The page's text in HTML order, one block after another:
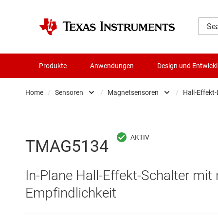
Produkte Anwendungen Design und
Home / Sensoren
Batteriemanagement-ICs
Die- & Wafer-Services
DLP-Produkte
/ Magnetsensoren
Optische Sensoren
/ Hall-Effekt-
TMAG5134
In-Plane Hall-Effekt-Schalter
Empfindlichkeit